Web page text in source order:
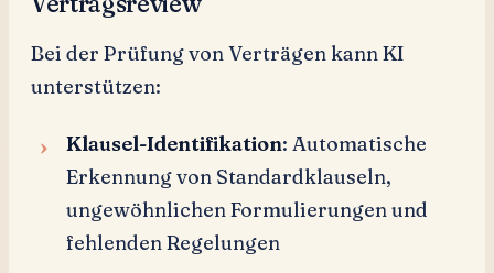
Bei der Prüfung von Verträgen kann KI
unterstützen:
Klausel-Identifikation: Automatische
Erkennung von Standardklauseln,
ungewöhnlichen Formulierungen und
fehlenden Regelungen